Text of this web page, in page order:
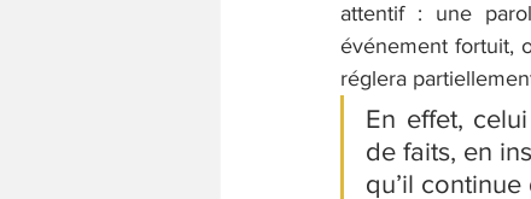
attentif : une
événement fortuit,
réglera
En effet,
de faits, en
qu’il continue